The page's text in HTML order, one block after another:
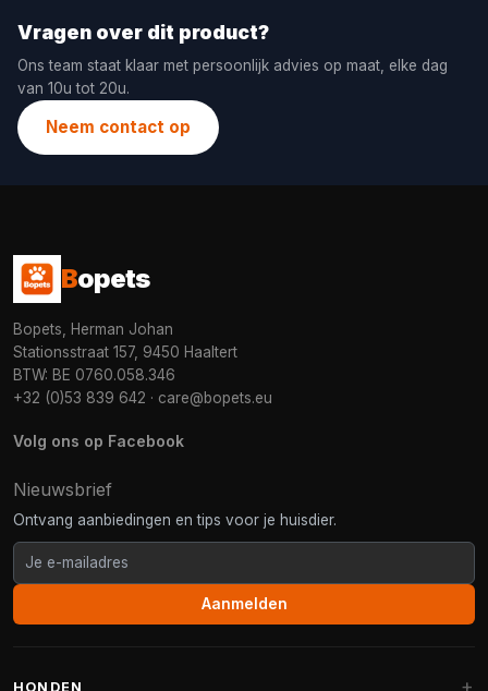
Vragen over dit product?
Ons team staat klaar met persoonlijk advies op maat, elke dag
van 10u tot 20u.
Neem contact op
Bopets
Bopets, Herman Johan
Stationsstraat 157, 9450 Haaltert
BTW: BE 0760.058.346
+32 (0)53 839 642 · care@bopets.eu
Volg ons op Facebook
Nieuwsbrief
Ontvang aanbiedingen en tips voor je huisdier.
Aanmelden
HONDEN